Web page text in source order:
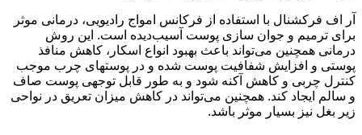
آر اف فرکشنال با استفاده از فرکانس امواج رادیویی، درمانی موثر
برای ترمیم و جوان سازی پوست آسیب‌دیده است. این روش
درمانی همچنین می‌تواند باعث بهبود انواع اسکار، کاهش منافذ
پوستی و افزایش شفافیت پوست شده و در پوستهای چرب موجب
کنترل چربی و کاهش آکنه شود و به طور قابل توجهی پوست صاف
و سالم ایجاد کند. همچنین می‌تواند در کاهش میزان تعریق در نواحی
زیر بغل نیز بسیار موثر باشد.